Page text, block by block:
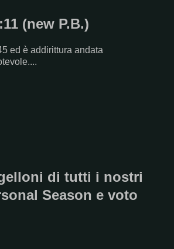
(new P.B.)
ed è addirittura andata
di tutti i nostri
Season e voto